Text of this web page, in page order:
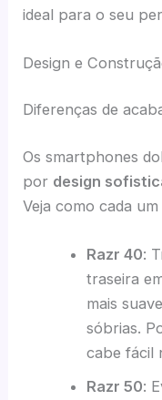
ideal para o seu
Design e
Diferenças de
Os smartphones
por design
Veja como cada
Razr 40:
traseira
mais
sóbrias.
cabe fácil
Razr 50: